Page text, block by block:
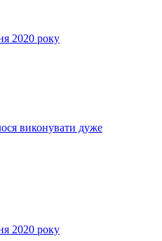
2020 року
виконувати дуже
2020 року